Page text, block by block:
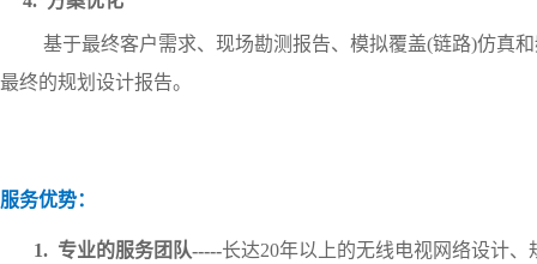
基于最终客户需求、现场勘测报告、模拟覆盖(链路)仿真
最终的规划设计报告。
服务优势：
1. 专业的服务团队-----长达20年以上的无线电视网络设计